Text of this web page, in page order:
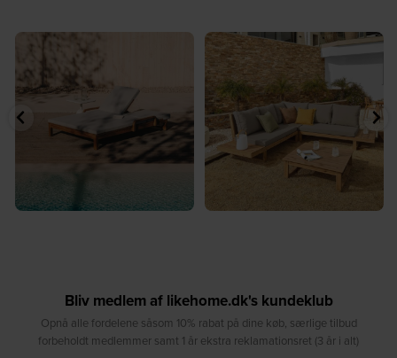
☀️ Sommerens naturlige
samlingspunkt⁠
8 0
☀️ Find dit yndlingssted denne
8 0
Bliv medlem af likehome.dk's kundeklub
Opnå alle fordelene såsom 10% rabat på dine køb, særlige tilbud
forbeholdt medlemmer samt 1 år ekstra reklamationsret (3 år i alt)